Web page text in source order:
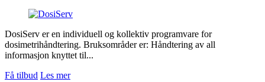
DosiServ er en individuell og kollektiv programvare for
dosimetrihåndtering. Bruksområder er: Håndtering av all
informasjon knyttet til...
Få tilbud Les mer